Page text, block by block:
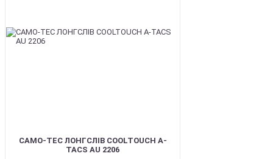
CAMO-TEC ЛОНГСЛІВ COOLTOUCH A-
TACS AU 2206